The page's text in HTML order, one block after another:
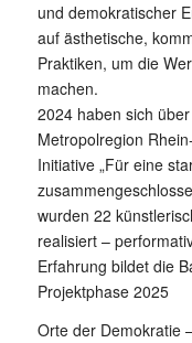
und demokratischer
auf ästhetische,
Praktiken, um die
machen.
2024 haben sich
Metropolregion
Initiative „Für eine
wurden 22
realisiert –
Erfahrung bildet die
Projektphase 2025
Orte der Demokratie